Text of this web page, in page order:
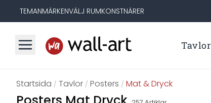
TEMANMÄRKENVÄLJ RUMKONSTNÄRER
Tavlor
Startsida /Tavlor / Posters / Mat & Dryck